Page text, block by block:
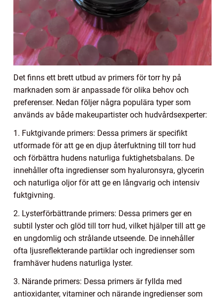
Det finns ett brett utbud av primers för torr hy på
marknaden som är anpassade för olika behov och
preferenser. Nedan följer några populära typer som
används av både makeupartister och hudvårdsexperter:
1. Fuktgivande primers: Dessa primers är specifikt
utformade för att ge en djup återfuktning till torr hud
och förbättra hudens naturliga fuktighetsbalans. De
innehåller ofta ingredienser som hyaluronsyra, glycerin
och naturliga oljor för att ge en långvarig och intensiv
fuktgivning.
2. Lysterförbättrande primers: Dessa primers ger en
subtil lyster och glöd till torr hud, vilket hjälper till att ge
en ungdomlig och strålande utseende. De innehåller
ofta ljusreflekterande partiklar och ingredienser som
framhäver hudens naturliga lyster.
3. Närande primers: Dessa primers är fyllda med
antioxidanter, vitaminer och närande ingredienser som